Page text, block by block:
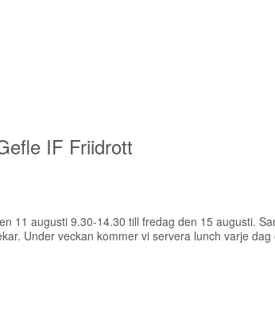
IF Friidrott
11 augusti 9.30-14.30 till fredag den 15 augusti.
Under veckan kommer vi servera lunch varje